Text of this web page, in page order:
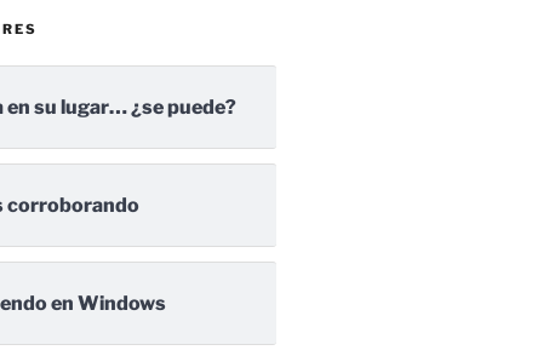
en su lugar… ¿se puede?
corroborando
en Windows